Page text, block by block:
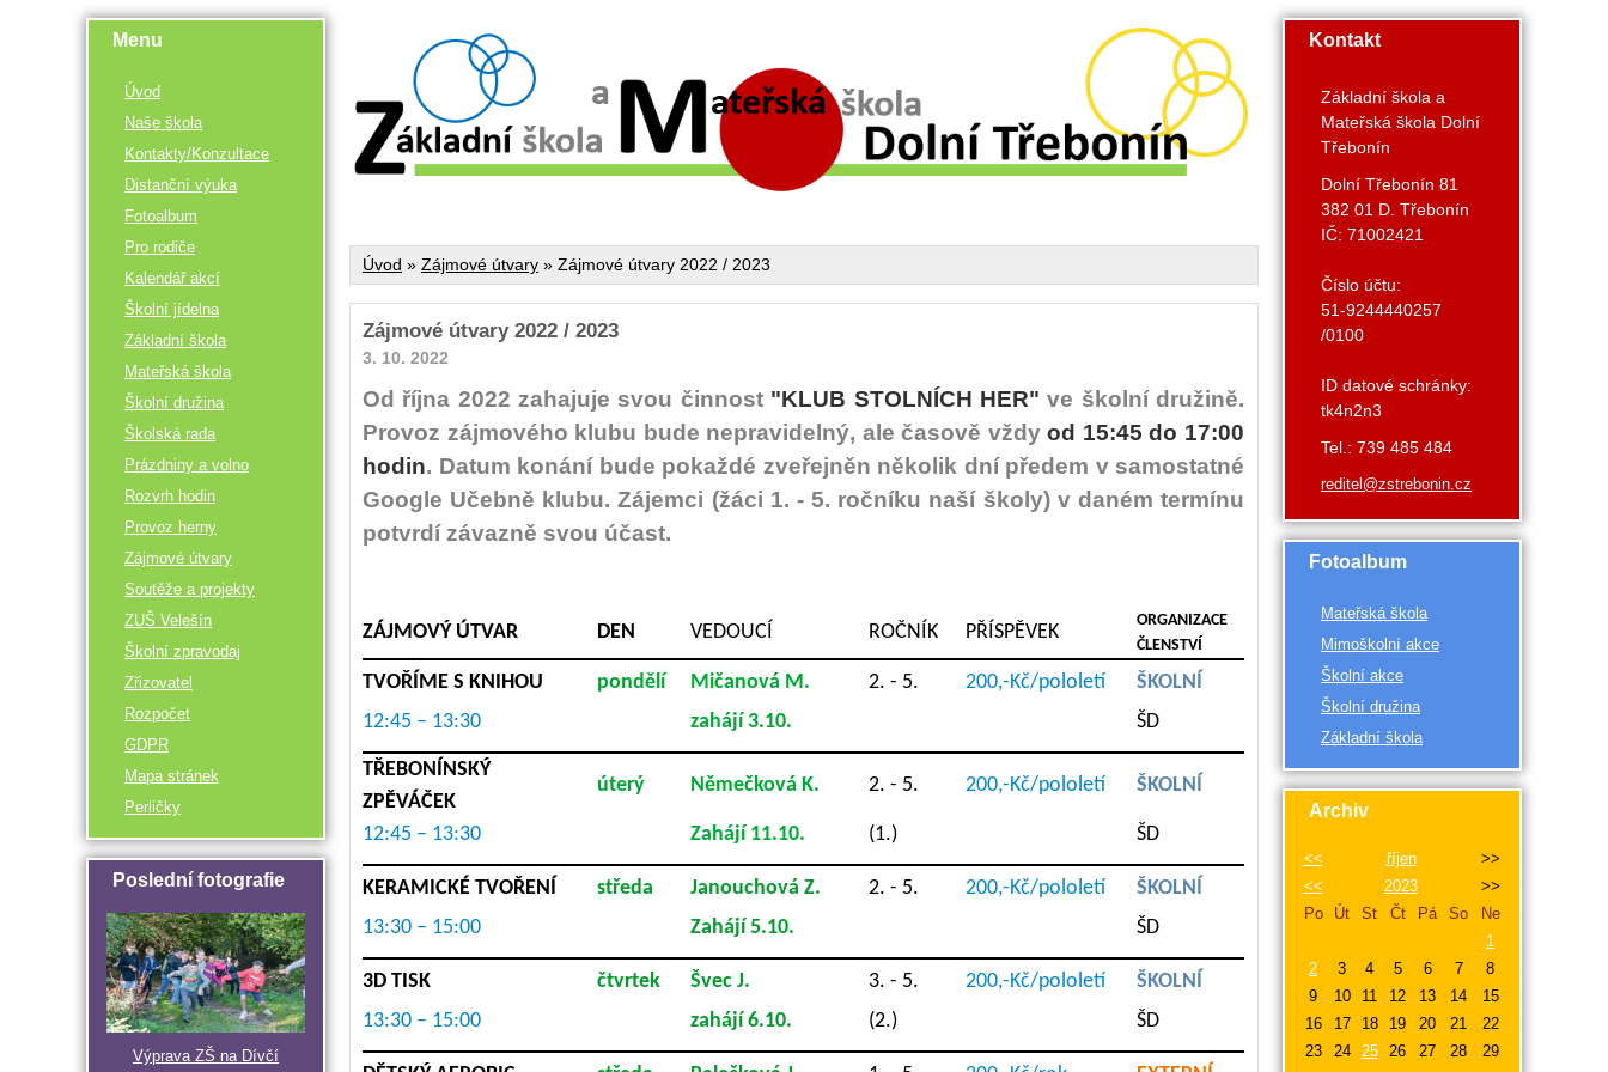
Menu
Úvod
Naše škola
Kontakty/Konzultace
Distanční výuka
Fotoalbum
Pro rodiče
Kalendář akcí
Školní jídelna
Základní škola
Mateřská škola
Školní družina
Školská rada
Prázdniny a volno
Rozvrh hodin
Provoz herny
Zájmové útvary
Soutěže a projekty
ZUŠ Velešín
Školní zpravodaj
Zřizovatel
Rozpočet
GDPR
Mapa stránek
Perličky
Poslední fotografie
Výprava ZŠ na Dívčí
Úvod » Zájmové útvary » Zájmové útvary 2022 / 2023
Zájmové útvary 2022 / 2023
3. 10. 2022
Od října 2022 zahajuje svou činnost "KLUB STOLNÍCH HER" ve školní družině.
Provoz zájmového klubu bude nepravidelný, ale časově vždyod 15:45 do 17:00
hodin. Datum konání bude pokaždé zveřejněn několik dní předem v samostatné
Google Učebně klubu. Zájemci (žáci 1. - 5. ročníku naší školy) v daném termínu
potvrdí závazně svou účast.
ZÁJMOVÝ ÚTVAR DEN VEDOUCÍ ROČNÍK PŘÍSPĚVEK
ORGANIZACE
ČLENSTVÍ
TVOŘÍME S KNIHOU pondělí Mičanová M. 2. - 5. 200,-Kč/pololetí
ŠKOLNÍ
12:45 – 13:30
zahájí 3.10. ŠD
TŘEBONÍNSKÝ
ZPĚVÁČEK
úterý Němečková K. 2. - 5. 200,-Kč/pololetí ŠKOLNÍ
12:45 – 13:30 Zahájí 11.10. (1.) ŠD
KERAMICKÉ TVOŘENÍ středa Janouchová Z. 2. - 5. 200,-Kč/pololetí
ŠKOLNÍ
13:30 – 15:00
Zahájí 5.10. ŠD
3D TISK čtvrtek Švec J. 3. - 5. 200,-Kč/pololetí
ŠKOLNÍ
13:30 – 15:00
zahájí 6.10. (2.) ŠD
Kontakt
Základní škola a
Mateřská škola Dolní
Třebonín
Dolní Třebonín 81
382 01 D. Třebonín
IČ: 71002421
Číslo účtu:
51-9244440257
/0100
ID datové schránky:
tk4n2n3
Tel.: 739 485 484
reditel@zstrebonin.cz
Fotoalbum
Mateřská škola
Mimoškolní akce
Školní akce
Školní družina
Základní škola
Archiv
<< říjen
>>
<<
2023
>>
Po
Út St Čt Pá So
Ne
1
2
3 4 5 6 7
8
9
10 11 12 13 14
15
16
17 18 19 20 21
22
23
24 25 26 27 28
29